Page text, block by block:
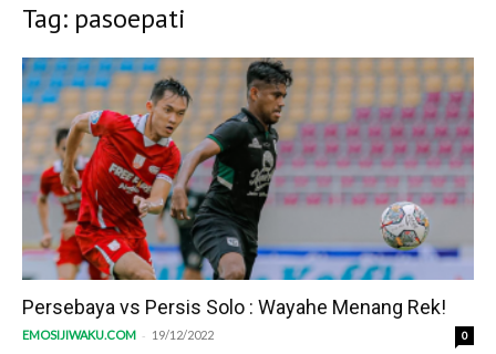
Tag: pasoepati
Persebaya vs Persis Solo : Wayahe Menang Rek!
EMOSIJIWAKU.COM - 19/12/2022 0